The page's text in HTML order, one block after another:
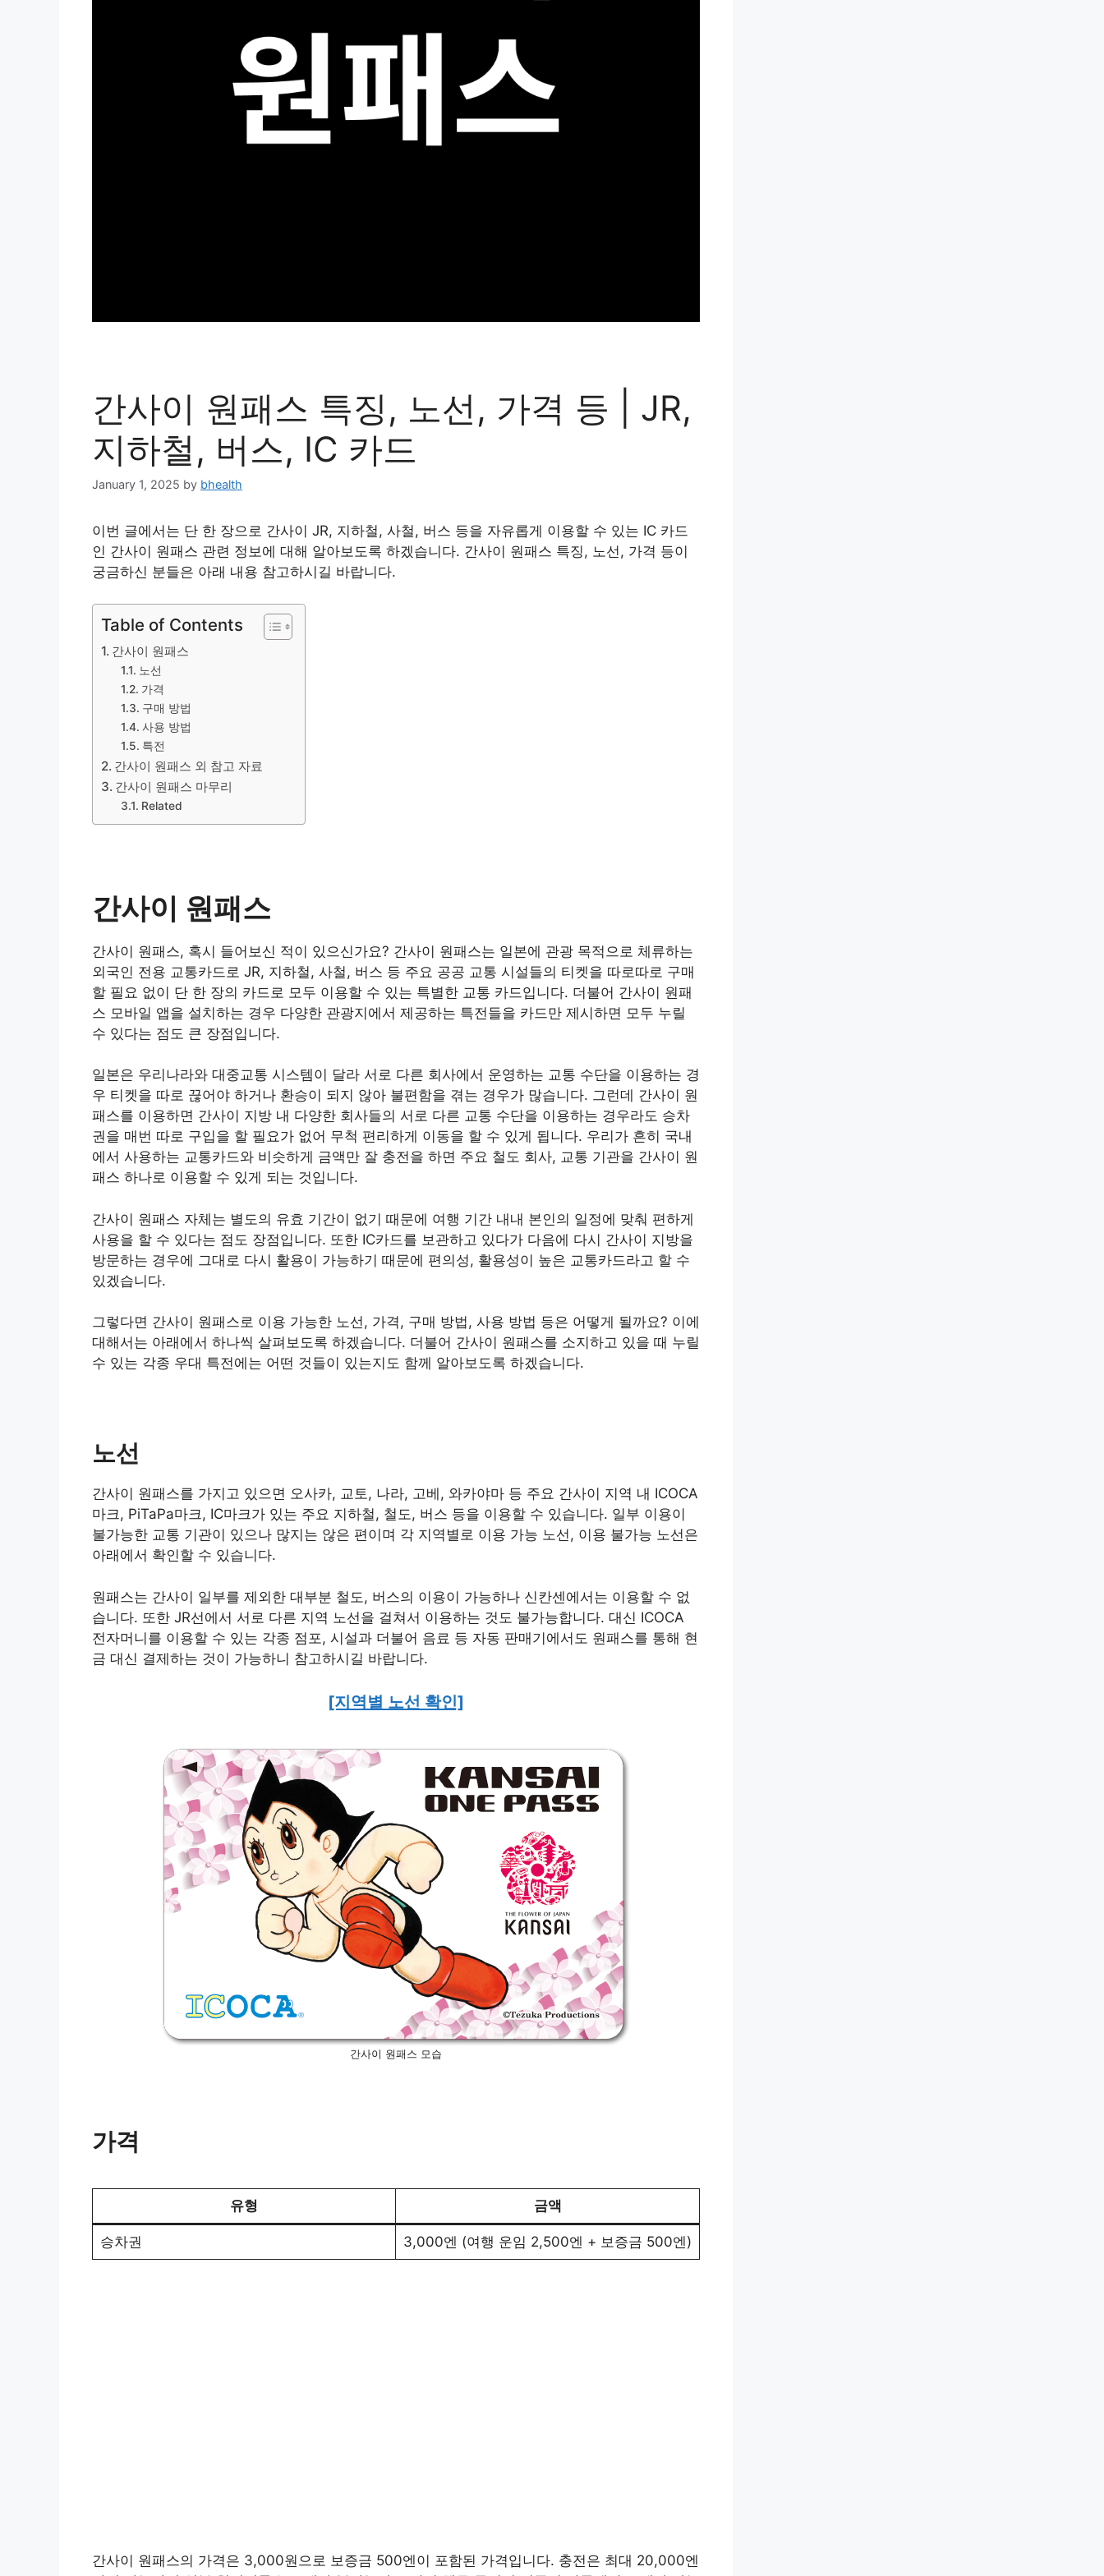
간사이 원패스 특징, 노선, 가격 등 | JR,
지하철, 버스, IC 카드
January 1, 2025 by bhealth
이번 글에서는 단 한 장으로 간사이 JR, 지하철, 사철, 버스 등을 자유롭게 이용할 수 있는 IC 카드
인 간사이 원패스 관련 정보에 대해 알아보도록 하겠습니다. 간사이 원패스 특징, 노선, 가격 등이
궁금하신 분들은 아래 내용 참고하시길 바랍니다.
Table of Contents
간사이 원패스
노선
가격
구매 방법
사용 방법
특전
간사이 원패스 외 참고 자료
간사이 원패스 마무리
Related
간사이 원패스
간사이 원패스, 혹시 들어보신 적이 있으신가요? 간사이 원패스는 일본에 관광 목적으로 체류하는
외국인 전용 교통카드로 JR, 지하철, 사철, 버스 등 주요 공공 교통 시설들의 티켓을 따로따로 구매
할 필요 없이 단 한 장의 카드로 모두 이용할 수 있는 특별한 교통 카드입니다. 더불어 간사이 원패
스 모바일 앱을 설치하는 경우 다양한 관광지에서 제공하는 특전들을 카드만 제시하면 모두 누릴
수 있다는 점도 큰 장점입니다.
일본은 우리나라와 대중교통 시스템이 달라 서로 다른 회사에서 운영하는 교통 수단을 이용하는 경
우 티켓을 따로 끊어야 하거나 환승이 되지 않아 불편함을 겪는 경우가 많습니다. 그런데 간사이 원
패스를 이용하면 간사이 지방 내 다양한 회사들의 서로 다른 교통 수단을 이용하는 경우라도 승차
권을 매번 따로 구입을 할 필요가 없어 무척 편리하게 이동을 할 수 있게 됩니다. 우리가 흔히 국내
에서 사용하는 교통카드와 비슷하게 금액만 잘 충전을 하면 주요 철도 회사, 교통 기관을 간사이 원
패스 하나로 이용할 수 있게 되는 것입니다.
간사이 원패스 자체는 별도의 유효 기간이 없기 때문에 여행 기간 내내 본인의 일정에 맞춰 편하게
사용을 할 수 있다는 점도 장점입니다. 또한 IC카드를 보관하고 있다가 다음에 다시 간사이 지방을
방문하는 경우에 그대로 다시 활용이 가능하기 때문에 편의성, 활용성이 높은 교통카드라고 할 수
있겠습니다.
그렇다면 간사이 원패스로 이용 가능한 노선, 가격, 구매 방법, 사용 방법 등은 어떻게 될까요? 이에
대해서는 아래에서 하나씩 살펴보도록 하겠습니다. 더불어 간사이 원패스를 소지하고 있을 때 누릴
수 있는 각종 우대 특전에는 어떤 것들이 있는지도 함께 알아보도록 하겠습니다.
노선
간사이 원패스를 가지고 있으면 오사카, 교토, 나라, 고베, 와카야마 등 주요 간사이 지역 내 ICOCA
마크, PiTaPa마크, IC마크가 있는 주요 지하철, 철도, 버스 등을 이용할 수 있습니다. 일부 이용이
불가능한 교통 기관이 있으나 많지는 않은 편이며 각 지역별로 이용 가능 노선, 이용 불가능 노선은
아래에서 확인할 수 있습니다.
원패스는 간사이 일부를 제외한 대부분 철도, 버스의 이용이 가능하나 신칸센에서는 이용할 수 없
습니다. 또한 JR선에서 서로 다른 지역 노선을 걸쳐서 이용하는 것도 불가능합니다. 대신 ICOCA
전자머니를 이용할 수 있는 각종 점포, 시설과 더불어 음료 등 자동 판매기에서도 원패스를 통해 현
금 대신 결제하는 것이 가능하니 참고하시길 바랍니다.
[지역별 노선 확인]
간사이 원패스 모습
가격
유형 금액
승차권 3,000엔 (여행 운임 2,500엔 + 보증금 500엔)
간사이 원패스의 가격은 3,000원으로 보증금 500엔이 포함된 가격입니다. 충전은 최대 20,000엔